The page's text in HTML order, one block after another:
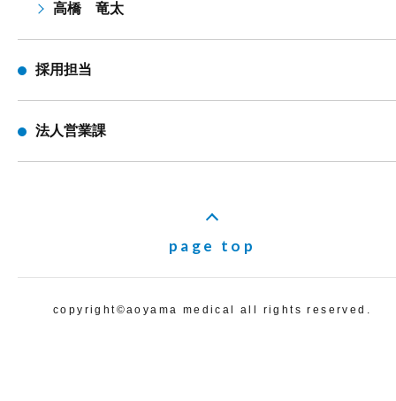
高橋 竜太
採用担当
法人営業課
page top
copyright©️aoyama medical all rights reserved.